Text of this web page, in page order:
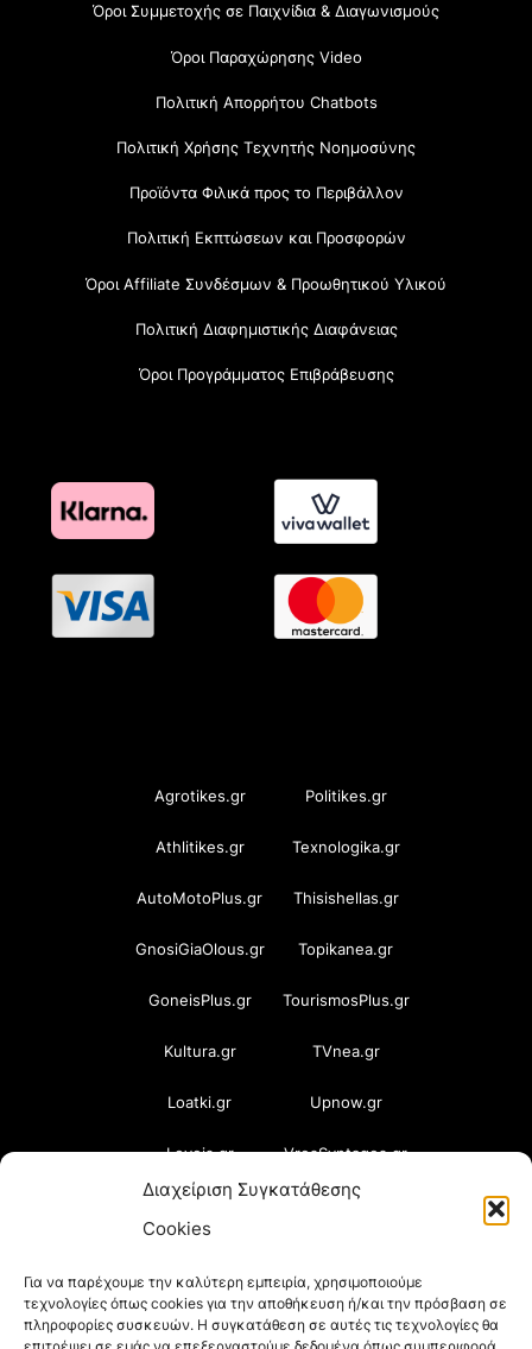
Διαχείριση Συγκατάθεσης
Cookies
Για να παρέχουμε την καλύτερη εμπειρία, χρησιμοποιούμε
τεχνολογίες όπως cookies για την αποθήκευση ή/και την πρόσβαση σε
πληροφορίες συσκευών. Η συγκατάθεση σε αυτές τις τεχνολογίες θα
Όροι Συμμετοχής σε Παιχνίδια & Διαγωνισμούς
Όροι Παραχώρησης Video
Πολιτική Απορρήτου Chatbots
Πολιτική Χρήσης Τεχνητής Νοημοσύνης
Προϊόντα Φιλικά προς το Περιβάλλον
Πολιτική Εκπτώσεων και Προσφορών
Όροι Affiliate Συνδέσμων & Προωθητικού Υλικού
Πολιτική Διαφημιστικής Διαφάνειας
Όροι Προγράμματος Επιβράβευσης
Agrotikes.gr Politikes.gr
Athlitikes.gr Texnologika.gr
AutoMotoPlus.gr Thisishellas.gr
GnosiGiaOlous.gr Topikanea.gr
GoneisPlus.gr TourismosPlus.gr
Kultura.gr TVnea.gr
Loatki.gr Upnow.gr
Loveis.gr VresSyntages.gr
ModernaGynaika.gr Xristianika.gr
Oikotropia.gr ZoumeSpiti.gr